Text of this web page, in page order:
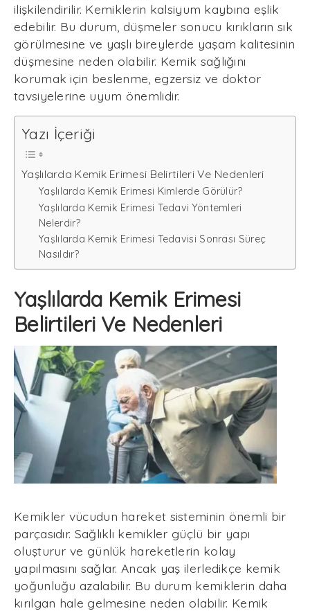
ilişkilendirilir. Kemiklerin kalsiyum kaybına eşlik
edebilir. Bu durum, düşmeler sonucu kırıkların sık
görülmesine ve yaşlı bireylerde yaşam kalitesinin
düşmesine neden olabilir. Kemik sağlığını
korumak için beslenme, egzersiz ve doktor
tavsiyelerine uyum önemlidir.
Yazı İçeriği
Yaşlılarda Kemik Erimesi Belirtileri Ve Nedenleri
Yaşlılarda Kemik Erimesi Kimlerde Görülür?
Yaşlılarda Kemik Erimesi Tedavi Yöntemleri
Nelerdir?
Yaşlılarda Kemik Erimesi Tedavisi Sonrası Süreç
Nasıldır?
Yaşlılarda Kemik Erimesi
Belirtileri Ve Nedenleri
Kemikler vücudun hareket sisteminin önemli bir
parçasıdır. Sağlıklı kemikler güçlü bir yapı
oluşturur ve günlük hareketlerin kolay
yapılmasını sağlar. Ancak yaş ilerledikçe kemik
yoğunluğu azalabilir. Bu durum kemiklerin daha
kırılgan hale gelmesine neden olabilir. Kemik